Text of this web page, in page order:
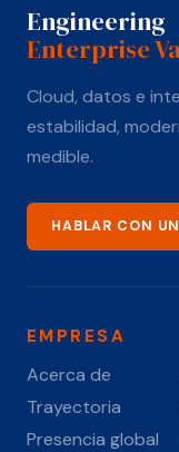
Engineering
Enterprise
Cloud, datos e
estabilidad,
medible.
HABLAR CON
EMPRESA
Acerca de
Trayectoria
Presencia global